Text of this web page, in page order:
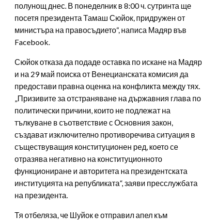
полунощ днес. В понеделник в 8:00 ч. сутринта ще
посетя президента Тамаш Сюйок, придружен от
министъра на правосъдието“, написа Мадяр във
Facebook.
Сюйок отказа да подаде оставка по искане на Мадяр
и на 29 май поиска от Венецианската комисия да
предостави правна оценка на конфликта между тях.
„Призивите за отстраняване на държавния глава по
политически причини, които не подлежат на
тълкуване в съответствие с Основния закон,
създават изключително противоречива ситуация в
съществуващия конституционен ред, което се
отразява негативно на конституционното
функциониране и авторитета на президентската
институцията на републиката“, заяви пресслужбата
на президента.
Тя отбеляза, че Шуйок е отправил апел към